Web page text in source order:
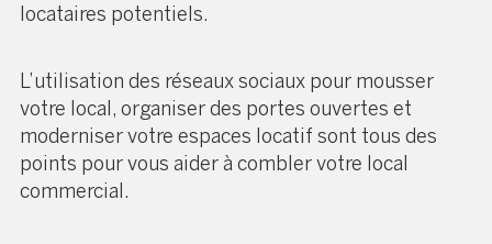
locataires potentiels.
L’utilisation des réseaux sociaux pour mousser
votre local, organiser des portes ouvertes et
moderniser votre espaces locatif sont tous des
points pour vous aider à combler votre local
commercial.